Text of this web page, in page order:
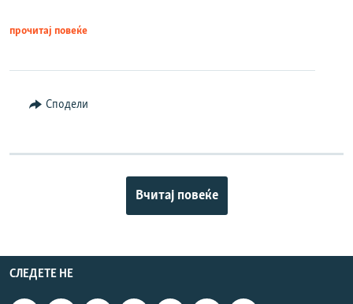
прочитај повеќе
Сподели
Вчитај повеќе
СЛЕДЕТЕ НЕ